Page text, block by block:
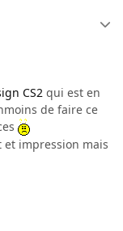
CS2 qui est en
de faire ce
impression mais